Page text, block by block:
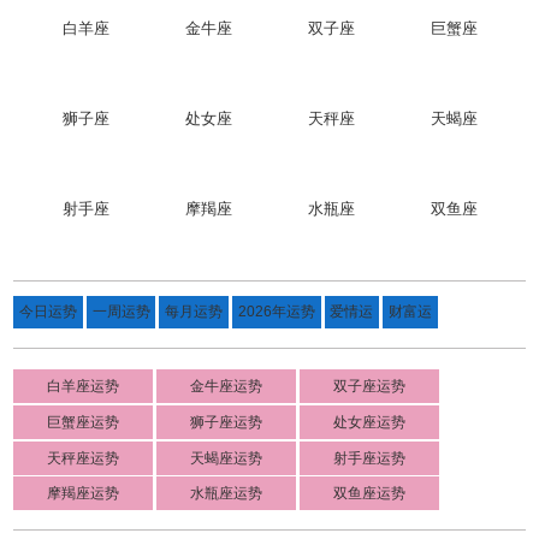
白羊座 金牛座 双子座 巨蟹座
狮子座 处女座 天秤座 天蝎座
射手座 摩羯座 水瓶座 双鱼座
今日运势 一周运势 每月运势 2026年运势 爱情运 财富运
白羊座运势 金牛座运势 双子座运势
巨蟹座运势 狮子座运势 处女座运势
天秤座运势 天蝎座运势 射手座运势
摩羯座运势 水瓶座运势 双鱼座运势